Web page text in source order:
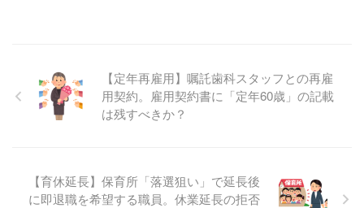
【定年再雇用】嘱託歯科スタッフとの再雇
用契約。雇用契約書に「定年60歳」の記載
は残すべきか？
【育休延長】保育所「落選狙い」で延長後
に即退職を希望する職員。休業延長の拒否